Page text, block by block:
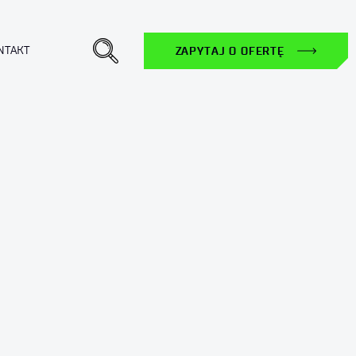
ZAPYTAJ O OFERTĘ